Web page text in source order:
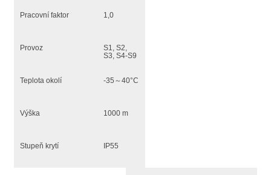
Pracovní faktor 1,0
Provoz
S1, S2,
S3, S4-S9
Teplota okolí -35～40°C
Výška 1000 m
Stupeň krytí IP55